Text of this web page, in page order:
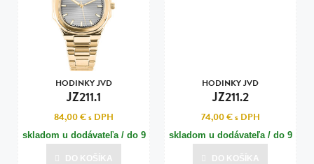
HODINKY JVD
JZ211.1
84,00 €s DPH
skladom u dodávateľa / do 9
dní
DO KOŠÍKA
HODINKY JVD
JZ211.2
74,00 €s DPH
skladom u dodávateľa / do 9
dní
DO KOŠÍKA